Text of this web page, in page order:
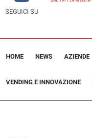
SEGUICI SU
HOME NEWS AZIENDE
VENDING E INNOVAZIONE